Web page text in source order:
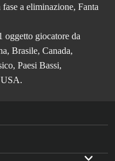
a eliminazione, Fanta
oggetto giocatore da
Brasile, Canada,
Paesi Bassi,
USA.